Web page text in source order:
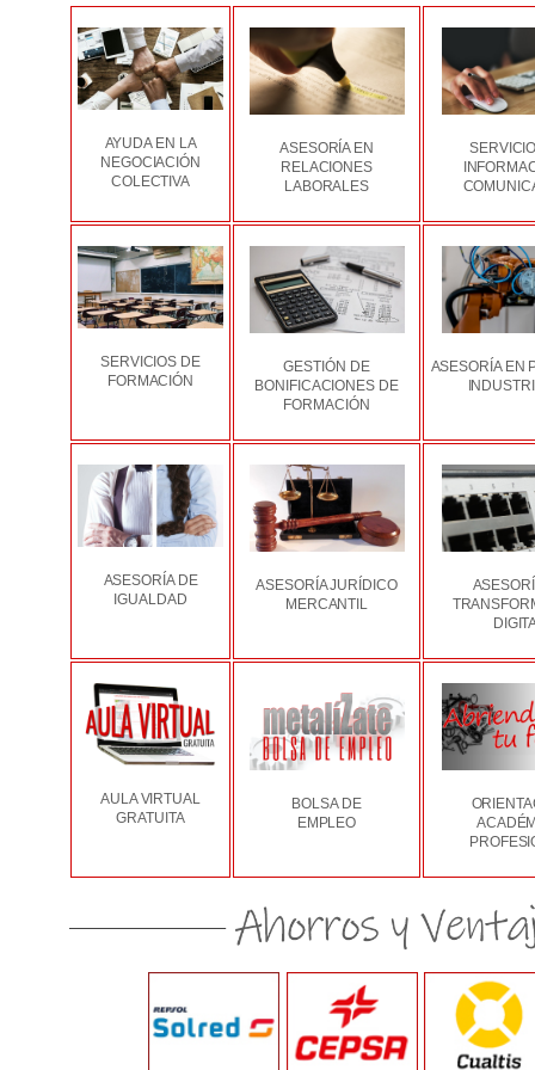
AYUDA EN LA
NEGOCIACIÓN
COLECTIVA
ASESORÍA EN
RELACIONES
LABORALES
SERVICIOS DE
FORMACIÓN
GESTIÓN DE
BONIFICACIONES DE
FORMACIÓN
ASESORÍA EN
ASESORÍA DE
IGUALDAD
ASESORÍA JURÍDICO
MERCANTIL
AULA VIRTUAL
GRATUITA
BOLSA DE
EMPLEO